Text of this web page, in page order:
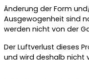
Änderung der Form
Ausgewogenheit sind
werden nicht von der
Der Luftverlust dieses
und wird deshalb nicht